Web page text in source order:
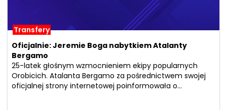
Transfery
Oficjalnie: Jeremie Boga nabytkiem Atalanty
Bergamo
25-latek głośnym wzmocnieniem ekipy popularnych
Orobicich. Atalanta Bergamo za pośrednictwem swojej
oficjalnej strony internetowej poinformowała o...